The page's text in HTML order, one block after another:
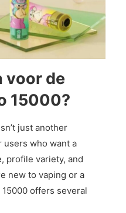
voor de
15000?
just another
users who want a
profile variety, and
new to vaping or a
offers several